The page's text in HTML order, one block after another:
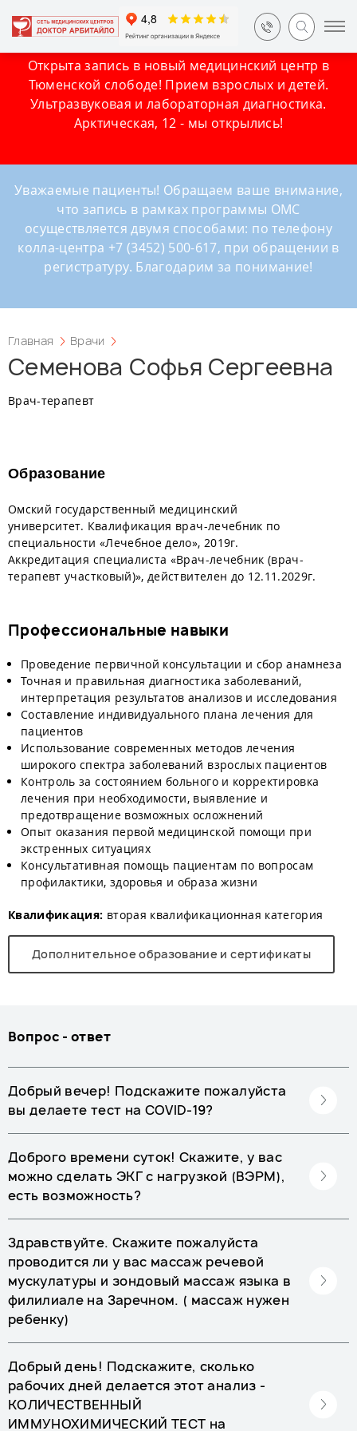
Открыта запись в новый медицинский центр в
Тюменской слободе! Прием взрослых и детей.
Ультразвуковая и лабораторная диагностика.
Арктическая, 12 - мы открылись!
Уважаемые пациенты! Обращаем ваше внимание,
что запись в рамках программы ОМС
осуществляется двумя способами: по телефону
колла-центра +7 (3452) 500-617, при обращении в
регистратуру. Благодарим за понимание!
Главная Врачи
Семенова Софья Сергеевна
Врач-терапевт
Образование
Омский государственный медицинский
университет. Квалификация врач-лечебник по
специальности «Лечебное дело», 2019г.
Аккредитация специалиста «Врач-лечебник (врач-
терапевт участковый)», действителен до 12.11.2029г.
Профессиональные навыки
Проведение первичной консультации и сбор анамнеза
Точная и правильная диагностика заболеваний,
интерпретация результатов анализов и исследования
Составление индивидуального плана лечения для
пациентов
Использование современных методов лечения
широкого спектра заболеваний взрослых пациентов
Контроль за состоянием больного и корректировка
лечения при необходимости, выявление и
предотвращение возможных осложнений
Опыт оказания первой медицинской помощи при
экстренных ситуациях
Консультативная помощь пациентам по вопросам
профилактики, здоровья и образа жизни
Квалификация: вторая квалификационная категория
Дополнительное образование и сертификаты
Вопрос - ответ
Добрый вечер! Подскажите пожалуйста
вы делаете тест на COVID-19?
Доброго времени суток! Скажите, у вас
можно сделать ЭКГ с нагрузкой (ВЭРМ),
есть возможность?
Здравствуйте. Скажите пожалуйста
проводится ли у вас массаж речевой
мускулатуры и зондовый массаж языка в
филилиале на Заречном. ( массаж нужен
ребенку)
Добрый день! Подскажите, сколько
рабочих дней делается этот анализ -
КОЛИЧЕСТВЕННЫЙ
ИММУНОХИМИЧЕСКИЙ ТЕСТ на